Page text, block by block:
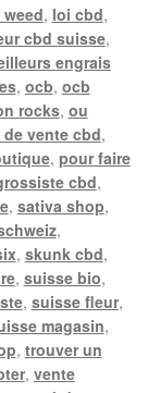
, loi cbd,
cbd suisse,
engrais
, ocb, ocb
rocks, ou
vente cbd,
, pour faire
cbd,
, sativa shop,
,
, skunk cbd,
, suisse bio,
, suisse fleur,
magasin,
, trouver un
, vente